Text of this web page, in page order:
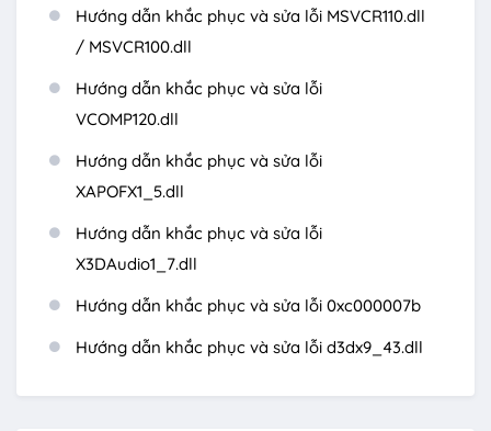
Hướng dẫn khắc phục và sửa lỗi MSVCR110.dll
/ MSVCR100.dll
Hướng dẫn khắc phục và sửa lỗi
VCOMP120.dll
Hướng dẫn khắc phục và sửa lỗi
XAPOFX1_5.dll
Hướng dẫn khắc phục và sửa lỗi
X3DAudio1_7.dll
Hướng dẫn khắc phục và sửa lỗi 0xc000007b
Hướng dẫn khắc phục và sửa lỗi d3dx9_43.dll